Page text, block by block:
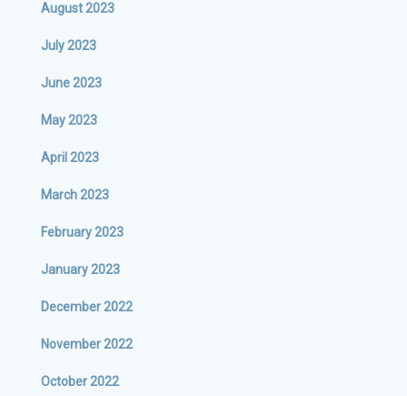
August 2023
July 2023
June 2023
May 2023
April 2023
March 2023
February 2023
January 2023
December 2022
November 2022
October 2022